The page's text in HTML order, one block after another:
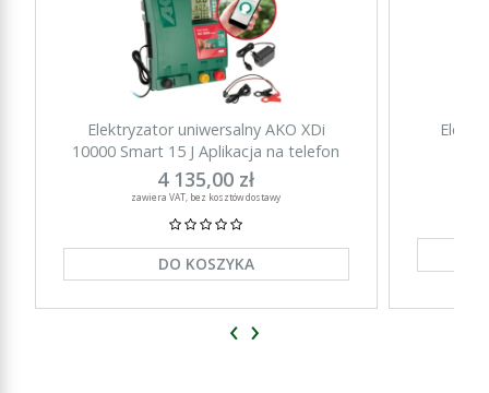
Elektryzator uniwersalny AKO XDi
10000 Smart 15 J Aplikacja na telefon
4 135,00 zł
zawiera VAT, bez kosztów dostawy
DO KOSZYKA
‹ ›